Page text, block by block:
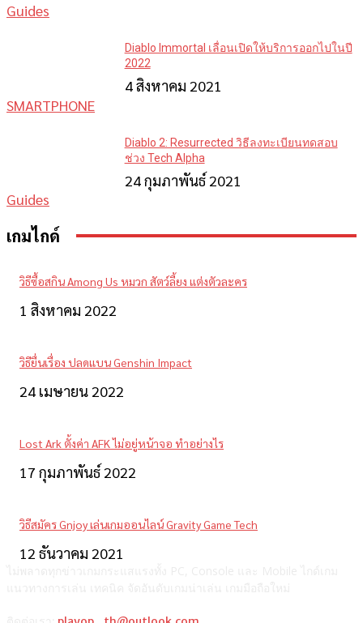
Guides
SMARTPHONE
Diablo Immortal เลื่อนเปิดให้บริการออกไปในปี
2022
4 สิงหาคม 2021
Guides
Diablo 2: Resurrected วิธีลงทะเบียนทดสอบ
ช่วง Tech Alpha
24 กุมภาพันธ์ 2021
เกมไกด์
วิธีซื้อสกิน Among Us หมวก สัตว์ลี้ยง แต่งตัวละคร
1 สิงหาคม 2022
วิธียื่นเรื่อง ปลดแบน Genshin Impact
24 เมษายน 2022
Lost Ark ตั้งค่า AFK ไม่อยู่หน้าจอ ทำอย่างไร
17 กุมภาพันธ์ 2022
วิธีสมัคร Gnjoy เล่นเกมออนไลน์ Gravity Game Tech
12 ธันวาคม 2021